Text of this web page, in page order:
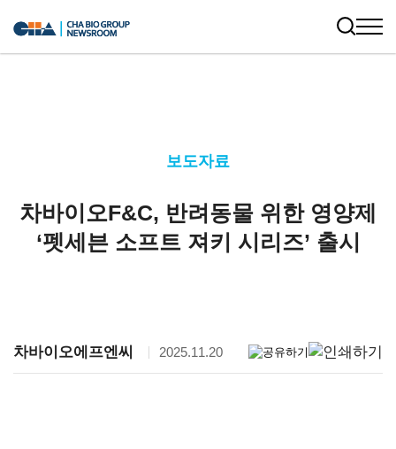
보도자료
차바이오F&C, 반려동물 위한 영양제
‘펫세븐 소프트 져키 시리즈’ 출시
차바이오에프엔씨 2025.11.20